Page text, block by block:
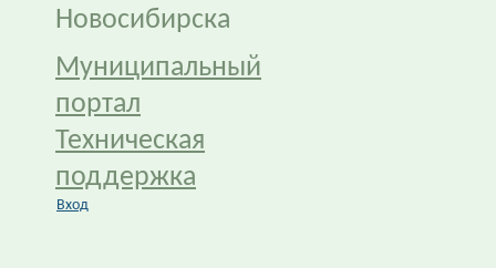
Новосибирска
Муниципальный
портал
Техническая
поддержка
Вход